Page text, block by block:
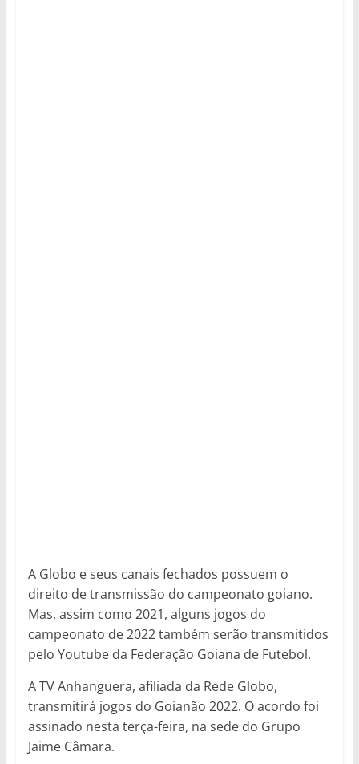
A Globo e seus canais fechados possuem o
direito de transmissão do campeonato goiano.
Mas, assim como 2021, alguns jogos do
campeonato de 2022 também serão transmitidos
pelo Youtube da Federação Goiana de Futebol.
A TV Anhanguera, afiliada da Rede Globo,
transmitirá jogos do Goianão 2022. O acordo foi
assinado nesta terça-feira, na sede do Grupo
Jaime Câmara.